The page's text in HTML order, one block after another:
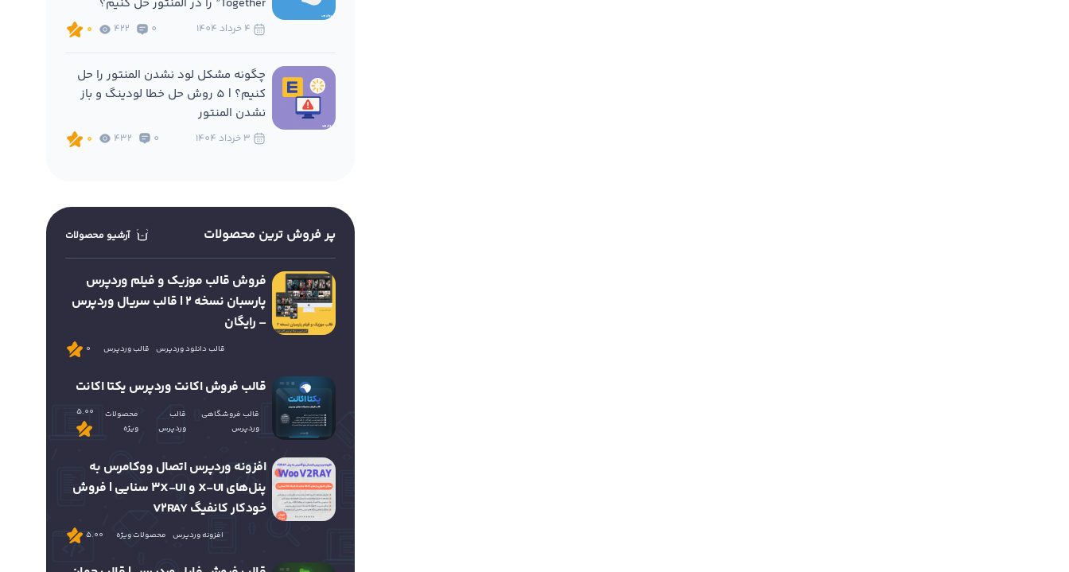
Together” را در المنتور حل کنیم؟
0
422
0
چگونه مشکل لود نشدن المنتور را حل
کنیم؟ | 5 روش حل خطا لودینگ و باز
نشدن المنتور
0
432
0
پر فروش ترین محصولات آرشیو محصولات
فروش قالب موزیک و فیلم وردپرس
پارسبان نسخه 2 | قالب سریال وردپرس
– رایگان
قالب دانلود وردپرس قالب وردپرس 0
قالب فروش اکانت وردپرس یکتا اکانت
قالب فروشگاهی
وردپرس
قالب
وردپرس
محصولات
ویژه
5.00
افزونه وردپرس اتصال ووکامرس به
پنل‌های X-UI و 3X-UI سنایی | فروش
خودکار کانفیگ V2RAY
افزونه وردپرس محصولات ویژه 5.00